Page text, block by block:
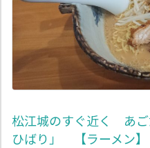
松江城のすぐ近く あ
ひばり」 【ラーメン】